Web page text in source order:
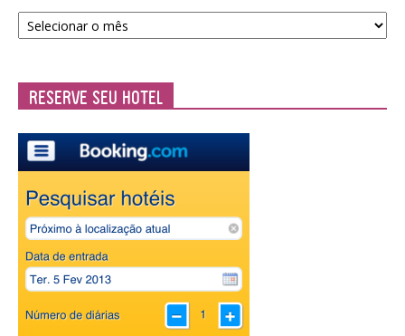
Arquivos
da
Reserve seu Hotel